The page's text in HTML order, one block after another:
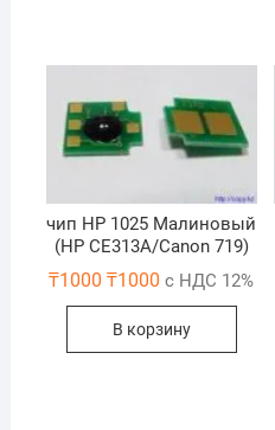
чип НР 1025 Maлиновый
(НР СЕ313A/Canon 719)
₸1000 ₸1000 с НДС 12%
В корзину